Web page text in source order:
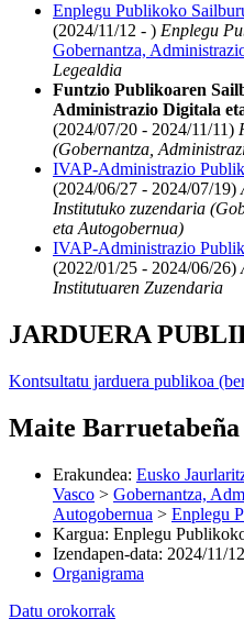
Enplegu Publikoko
(2024/11/12 - ) Enplegu
Gobernantza,
Legealdia
Funtzio Publikoaren
Administrazio Digitala
(2024/07/20 - 2024/11/11)
(Gobernantza,
IVAP-Administrazio
(2024/06/27 - 2024/07/19)
Institutuko zuzendaria
eta Autogobernua)
IVAP-Administrazio
(2022/01/25 - 2024/06/26)
Institutuaren Zuzendaria
JARDUERA
Kontsultatu jarduera publikoa
Maite
Erakundea: Eusko
Vasco > Gobernantza,
Autogobernua > Enplegu
Kargua: Enplegu
Izendapen-data: 2024/11/12
Organigrama
Datu orokorrak